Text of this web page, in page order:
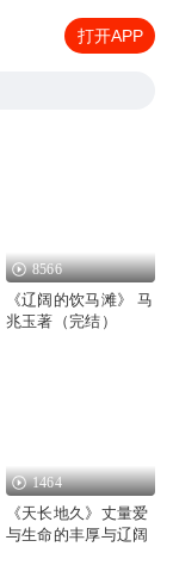
打开APP
8566
《辽阔的饮马滩》 马
兆玉著（完结）
1464
《天长地久》丈量爱
与生命的丰厚与辽阔